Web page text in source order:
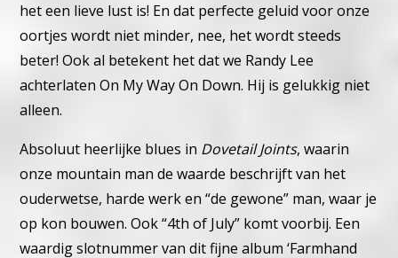
het een lieve lust is! En dat perfecte geluid vooronze
oortjes wordt niet minder, nee, het wordt steeds
beter!Ook al betekent het dat we Randy Lee
achterlaten On My Way On Down. Hij is gelukkig niet
alleen.
Absoluut heerlijke blues in Dovetail Joints, waarin
onze mountain man de waarde beschrijft van het
ouderwetse, harde werk en“de gewone” man, waar je
op kon bouwen. Ook “4th of July” komt voorbij. Een
waardig slotnummer van dit fijne album ‘Farmhand